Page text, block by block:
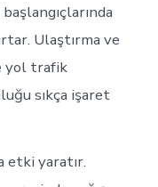
Ulaştırma ve
yol trafik
sıkça işaret
etki yaratır.